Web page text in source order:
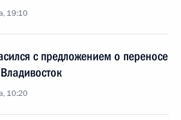
19:10
с предложением о переносе
10:20